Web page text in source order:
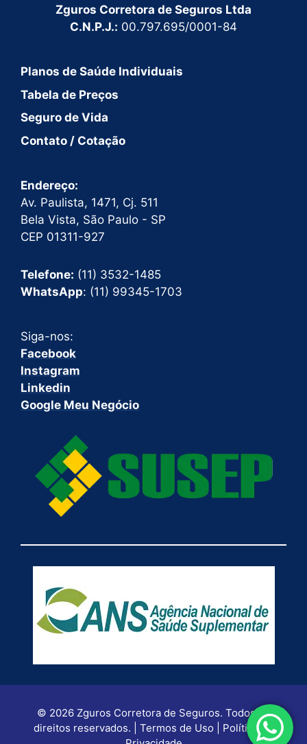
Zguros Corretora de Seguros Ltda
C.N.P.J.: 00.797.695/0001-84
Planos de Saúde Individuais
Tabela de Preços
Seguro de Vida
Contato / Cotação
Endereço:
Av. Paulista, 1471, Cj. 511
Bela Vista, São Paulo - SP
CEP 01311-927
Telefone: (11) 3532-1485
WhatsApp: (11) 99345-1703
Siga-nos:
Facebook
Instagram
Linkedin
Google Meu Negócio
© 2026 Zguros Corretora de Seguros. Todos os
direitos reservados. | Termos de Uso | Política de